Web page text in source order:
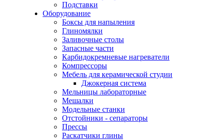
Подставки
Оборудование
Боксы для напыления
Глиномялки
Заливочные столы
Запасные части
Карбидокремневые нагреватели
Компрессоры
Мебель для керамической студии
Джокерная система
Мельницы лабораторные
Мешалки
Модельные станки
Отстойники - сепараторы
Прессы
Раскатчики глины